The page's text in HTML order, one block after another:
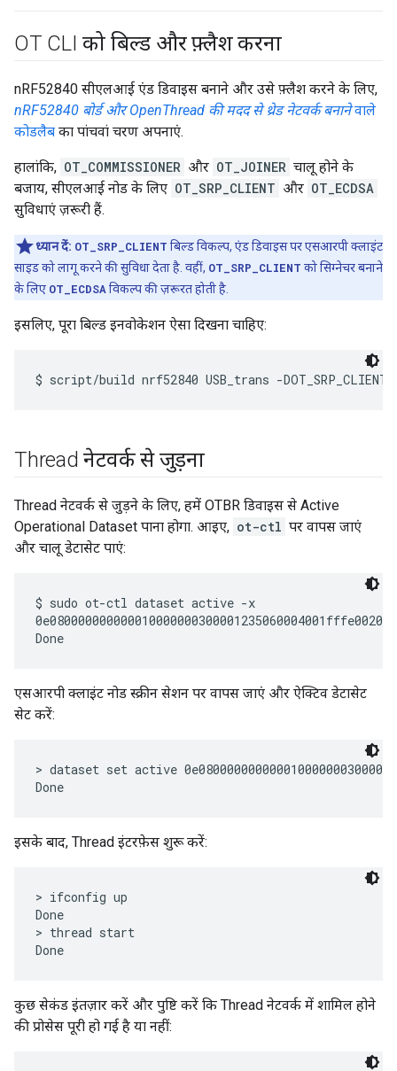
OT CLI को बिल्ड और फ़्लैश करना
nRF52840 सीएलआई एंड डिवाइस बनाने और उसे फ़्लैश करने के लिए,
nRF52840 बोर्ड और OpenThread की मदद से थ्रेड नेटवर्क बनानेवाले
कोडलैब का पांचवां चरण अपनाएं.
हालांकि, OT_COMMISSIONER और OT_JOINER चालू होने के
बजाय, सीएलआई नोड के लिए OT_SRP_CLIENT और OT_ECDSA
सुविधाएं ज़रूरी हैं.
ध्यान दें: OT_SRP_CLIENT बिल्ड विकल्प, एंड डिवाइस पर एसआरपी क्लाइंट
साइड को लागू करने की सुविधा देता है. वहीं, OT_SRP_CLIENT को सिग्नेचर बनाने
के लिए OT_ECDSA विकल्प की ज़रूरत होती है.
इसलिए, पूरा बिल्ड इनवोकेशन ऐसा दिखना चाहिए:
Thread नेटवर्क से जुड़ना
Thread नेटवर्क से जुड़ने के लिए, हमें OTBR डिवाइस से Active
Operational Dataset पाना होगा. आइए, ot-ctl पर वापस जाएं
और चालू डेटासेट पाएं:
$ sudo ot-ctl dataset active -x
एसआरपी क्लाइंट नोड स्क्रीन सेशन पर वापस जाएं और ऐक्टिव डेटासेट
सेट करें:
> dataset set active
इसके बाद, Thread इंटरफ़ेस शुरू करें:
> ifconfig up
Done
> thread start
कुछ सेकंड इंतज़ार करें और पुष्टि करें कि Thread नेटवर्क में शामिल होने
की प्रोसेस पूरी हो गई है या नहीं: